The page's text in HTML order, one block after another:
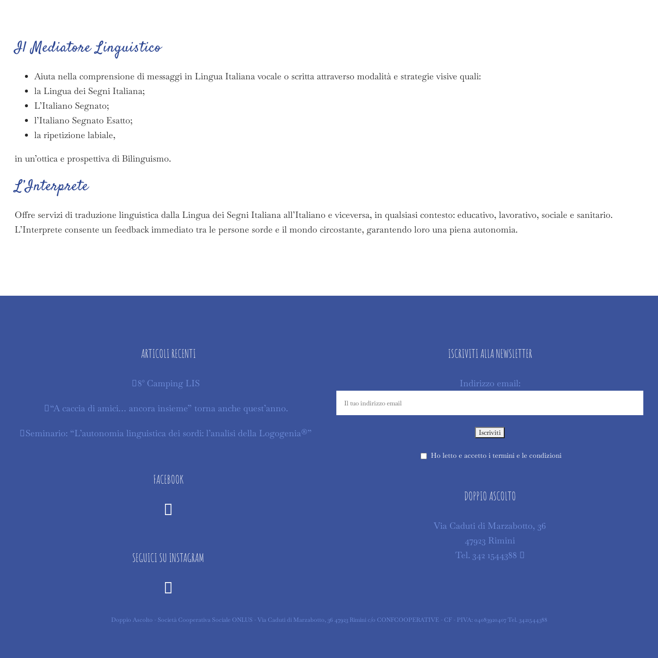
Il Mediatore Linguistico
Aiuta nella comprensione di messaggi in Lingua Italiana vocale o scritta attraverso modalità e strategie visive quali:
la Lingua dei Segni Italiana;
L’Italiano Segnato;
l’Italiano Segnato Esatto;
la ripetizione labiale,
in un’ottica e prospettiva di Bilinguismo.
L’Interprete
Offre servizi di traduzione linguistica dalla Lingua dei Segni Italiana all’Italiano e viceversa, in qualsiasi contesto: educativo, lavorativo, sociale e sanitario.
L’Interprete consente un feedback immediato tra le persone sorde e il mondo circostante, garantendo loro una piena autonomia.
ARTICOLI RECENTI
8° Camping LIS
“A caccia di amici… ancora insieme” torna anche quest’anno.
Seminario: “L’autonomia linguistica dei sordi: l’analisi della Logogenia®”
FACEBOOK
SEGUICI SU INSTAGRAM
ISCRIVITI ALLA NEWSLETTER
Indirizzo email:
Ho letto e accetto i termini e le condizioni
DOPPIO ASCOLTO
Via Caduti di Marzabotto, 36
47923 Rimini
Tel. 342 1544388
Doppio Ascolto - Società Cooperativa Sociale ONLUS - Via Caduti di Marzabotto, 36 47923 Rimini c/o CONFCOOPERATIVE - CF - PIVA: 04083920407 Tel. 3421544388